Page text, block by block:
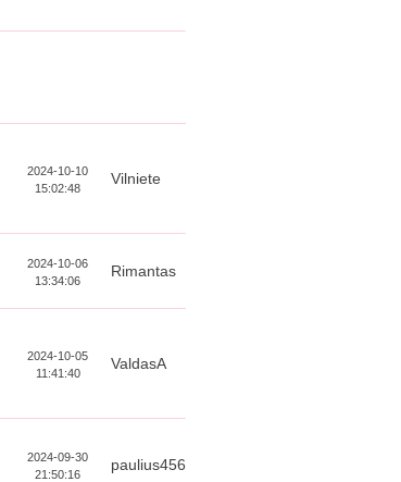
2024-10-10
15:02:48
Vilniete
2024-10-06
13:34:06
Rimantas
2024-10-05
11:41:40
ValdasA
2024-09-30
21:50:16
paulius456